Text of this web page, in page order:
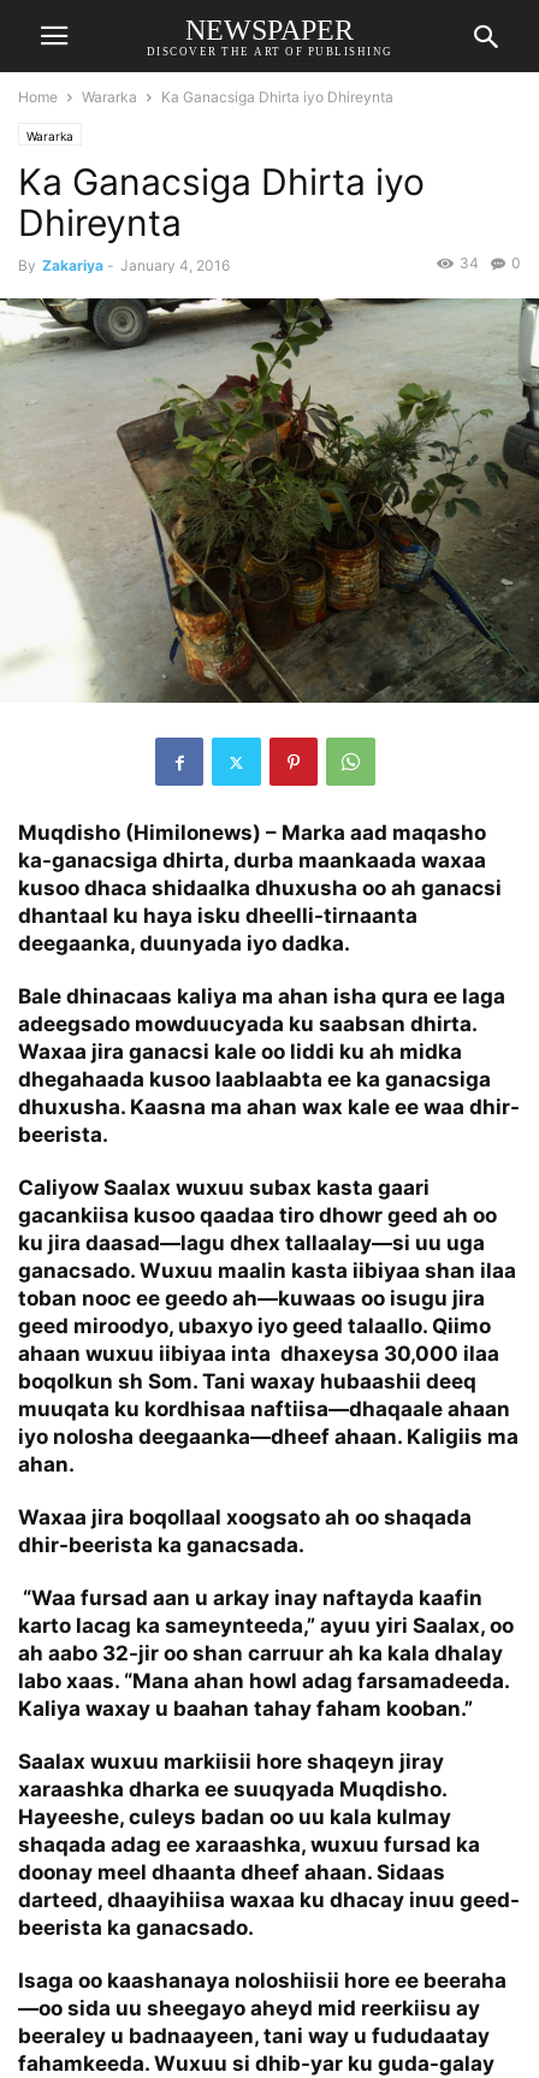
NEWSPAPER
DISCOVER THE ART OF PUBLISHING
Home Wararka Ka Ganacsiga Dhirta iyo Dhireynta
Wararka
Ka Ganacsiga Dhirta iyo
Dhireynta
By Zakariya - January 4, 2016 0
34
Muqdisho (Himilonews) – Marka aad maqasho
ka-ganacsiga dhirta, durba maankaada waxaa
kusoo dhaca shidaalka dhuxusha oo ah ganacsi
dhantaal ku haya isku dheelli-tirnaanta
deegaanka, duunyada iyo dadka.
Bale dhinacaas kaliya ma ahan isha qura ee laga
adeegsado mowduucyada ku saabsan dhirta.
Waxaa jira ganacsi kale oo liddi ku ah midka
dhegahaada kusoo laablaabta ee ka ganacsiga
dhuxusha. Kaasna ma ahan wax kale ee waa dhir-
beerista.
Caliyow Saalax wuxuu subax kasta gaari
gacankiisa kusoo qaadaa tiro dhowr geed ah oo
ku jira daasad—lagu dhex tallaalay—si uu uga
ganacsado. Wuxuu maalin kasta iibiyaa shan ilaa
toban nooc ee geedo ah—kuwaas oo isugu jira
geed miroodyo, ubaxyo iyo geed talaallo. Qiimo
ahaan wuxuu iibiyaa inta dhaxeysa 30,000 ilaa
boqolkun sh Som. Tani waxay hubaashii deeq
muuqata ku kordhisaa naftiisa—dhaqaale ahaan
iyo nolosha deegaanka—dheef ahaan. Kaligiis ma
ahan.
Waxaa jira boqollaal xoogsato ah oo shaqada
dhir-beerista ka ganacsada.
“Waa fursad aan u arkay inay naftayda kaafin
karto lacag ka sameynteeda,” ayuu yiri Saalax, oo
ah aabo 32-jir oo shan carruur ah ka kala dhalay
labo xaas. “Mana ahan howl adag farsamadeeda.
Kaliya waxay u baahan tahay faham kooban.”
Saalax wuxuu markiisii hore shaqeyn jiray
xaraashka dharka ee suuqyada Muqdisho.
Hayeeshe, culeys badan oo uu kala kulmay
shaqada adag ee xaraashka, wuxuu fursad ka
doonay meel dhaanta dheef ahaan. Sidaas
darteed, dhaayihiisa waxaa ku dhacay inuu geed-
beerista ka ganacsado.
Isaga oo kaashanaya noloshiisii hore ee beeraha
—oo sida uu sheegayo aheyd mid reerkiisu ay
beeraley u badnaayeen, tani way u fududaatay
fahamkeeda. Wuxuu si dhib-yar ku guda-galay